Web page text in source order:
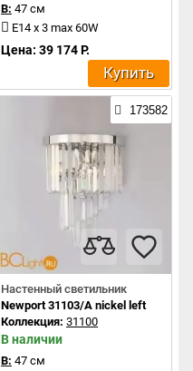
В: 47 см
E14 x 3 max 60W
Цена: 39 174 Р.
Купить
173582
Настенный светильник
Newport 31103/A nickel left
Коллекция: 31100
В наличии
В: 47 см